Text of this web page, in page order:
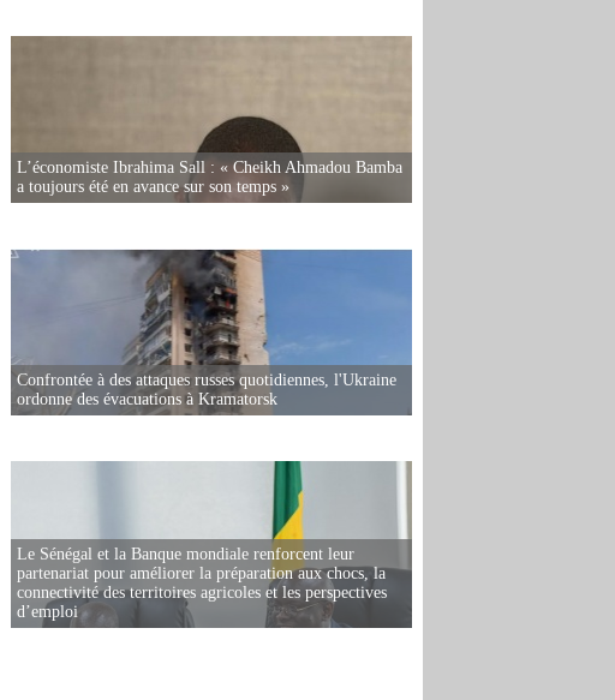
L’économiste Ibrahima Sall : « Cheikh Ahmadou Bamba
a toujours été en avance sur son temps »
Confrontée à des attaques russes quotidiennes, l'Ukraine
ordonne des évacuations à Kramatorsk
Le Sénégal et la Banque mondiale renforcent leur
partenariat pour améliorer la préparation aux chocs, la
connectivité des territoires agricoles et les perspectives
d’emploi